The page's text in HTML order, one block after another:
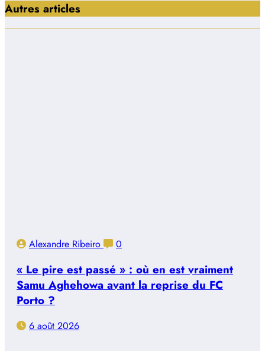
Autres articles
Alexandre Ribeiro 0
« Le pire est passé » : où en est vraiment
Samu Aghehowa avant la reprise du FC
Porto ?
6 août 2026